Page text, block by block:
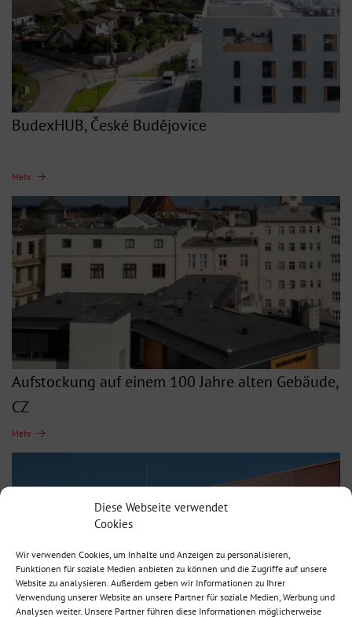
Diese Webseite verwendet
Cookies
Wir verwenden Cookies, um Inhalte und Anzeigen zu personalisieren,
Funktionen für soziale Medien anbieten zu können und die Zugriffe auf unsere
Website zu analysieren. Außerdem geben wir Informationen zu Ihrer
Verwendung unserer Website an unsere Partner für soziale Medien, Werbung und
Analysen weiter. Unsere Partner führen diese Informationen möglicherweise
BudexHUB, České Budějovice
Mehr
Aufstockung auf einem 100 Jahre alten Gebäude,
CZ
Mehr